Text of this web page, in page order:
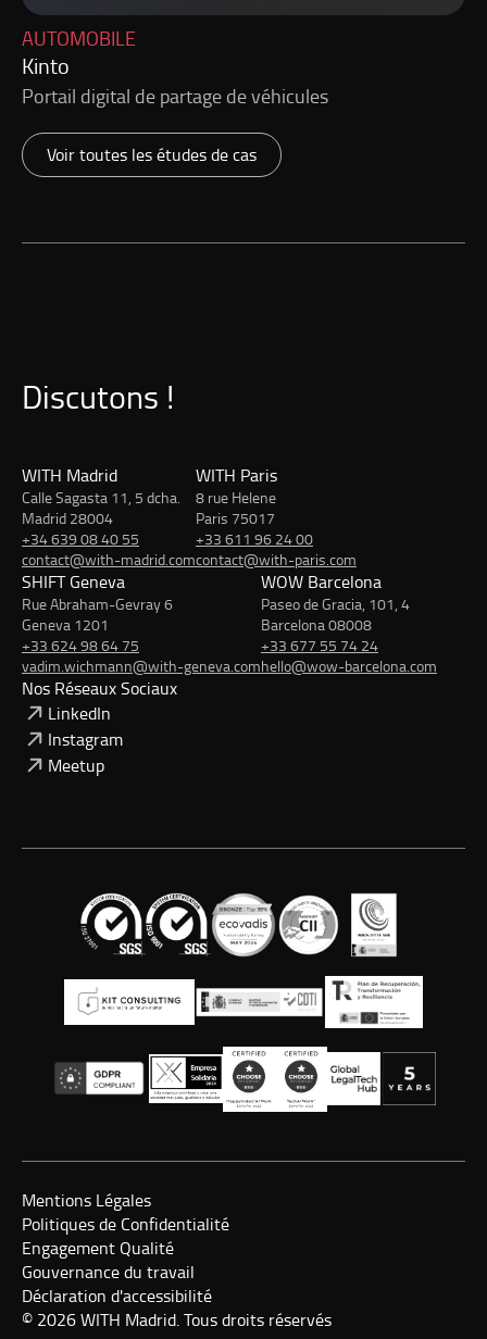
Kinto
AUTOMOBILE
Portail digital de partage de véhicules
Voir toutes les études de cas
Discutons !
WITH Madrid
Calle Sagasta 11, 5 dcha.
Madrid 28004
+34 639 08 40 55
contact@with-madrid.com
WITH Paris
8 rue Helene
Paris 75017
+33 611 96 24 00
contact@with-paris.com
SHIFT Geneva
Rue Abraham-Gevray 6
Geneva 1201
+33 624 98 64 75
vadim.wichmann@with-geneva.com
WOW Barcelona
Paseo de Gracia, 101, 4
Barcelona 08008
+33 677 55 74 24
hello@wow-barcelona.com
Nos Réseaux Sociaux
LinkedIn
Instagram
Meetup
Mentions Légales
Politiques de Confidentialité
Engagement Qualité
Gouvernance du travail
Déclaration d'accessibilité
© 2026 WITH Madrid. Tous droits réservés